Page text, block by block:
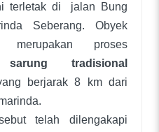
terletak di
jalan Bung
Seberang. Obyek
proses
sarung tradisional
berjarak 8 km dari
telah dilengakapi